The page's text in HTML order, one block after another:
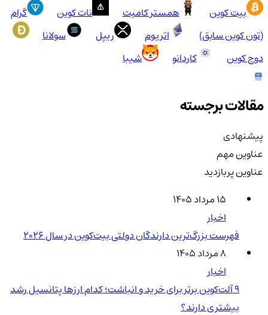
بیت کوین
همستر کامبت نات کوین
گرام
(تون کوین سابق)
اتریوم ریپل
سولانا
دوج کوین
کاردانو شیبا
مقالات برجسته
پیشنهادی
عناوین مهم
عناوین پربازدید
۱۵ مرداد ۱۴۰۵
اخبار
فهرست بزرگ‌ترین دارندگان دولتی بیت‌کوین در سال 2026
۸ مرداد ۱۴۰۵
اخبار
۹ آلت‌کوین برتر برای خرید و انباشت؛ کدام ارزها پتانسیل رشد
بیشتری دارند؟